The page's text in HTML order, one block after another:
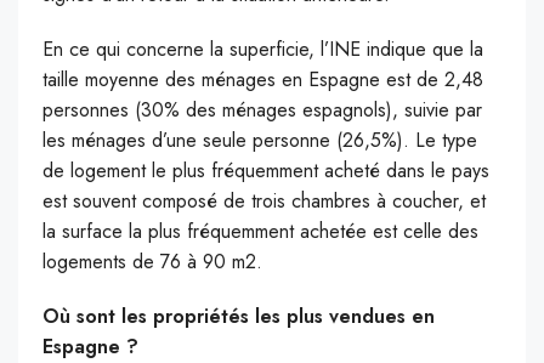
En ce qui concerne la superficie, l’INE indique que la
taille moyenne des ménages en Espagne est de 2,48
personnes (30% des ménages espagnols), suivie par
les ménages d’une seule personne (26,5%). Le type
de logement le plus fréquemment acheté dans le pays
est souvent composé de trois chambres à coucher, et
la surface la plus fréquemment achetée est celle des
logements de 76 à 90 m2.
Où sont les propriétés les plus vendues en
Espagne ?